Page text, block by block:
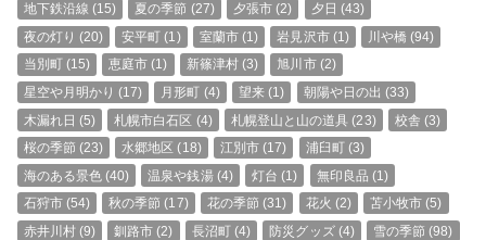
地下鉄沿線 (15) 夏の季節 (27) 夕張市 (2) 夕日 (43)
夜の灯り (20) 安平町 (1) 室蘭市(1) 岩見沢市(1) 川や橋 (94)
当別町(15) 恵庭市 (1) 新篠津村(3) 旭川市(2)
星空や月明かり (17) 月形町 (4) 望来 (1) 朝陽や日の出 (33)
木漏れ日 (5) 札幌市白石区 (4) 札幌登山と山の道具 (23) 校舎 (3)
桜の季節 (23) 水郷地区 (18) 江別市 (17) 浦臼町(3)
海のある景色 (40) 温泉や銭湯(4) 灯台 (1) 無印良品 (1)
石狩市(54) 秋の季節 (17) 花の季節 (31) 花火 (2) 苫小牧市 (5)
赤井川村(9) 釧路市 (2) 長沼町(4) 防災グッズ(4) 雪の季節 (98)